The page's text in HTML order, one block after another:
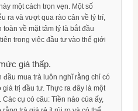
một cách trọn vẹn. Một số
ra và vượt qua rào cản về lý trí,
toàn về mặt tâm lý là bắt đầu
trong việc đầu tư vào thế giới
giá thấp.
đầu mua trà luôn nghĩ rằng chỉ có
giá trị đầu tư. Thực ra đây là một
cụ có câu: Tiền nào của ấy,